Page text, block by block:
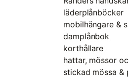
läderplånböcker
mobilhängare &
damplånbok
korthållare
hattar, mössor
stickad mössa &